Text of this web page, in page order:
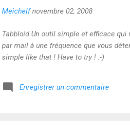
Meichelf novembre 02, 2008
Tabbloid Un outil simple et efficace qui
par mail à une fréquence que vous
simple like that ! Have to try ! :-)
Enregistrer un commentaire